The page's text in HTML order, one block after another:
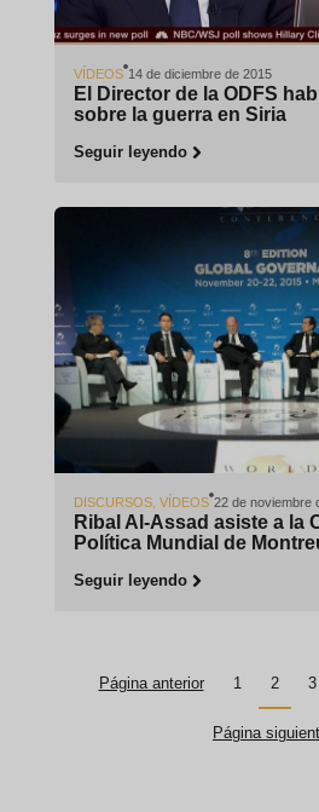
VÍDEOS 14 de diciembre de 2015
El Director de la ODFS
sobre la guerra en Siria
Seguir leyendo
DISCURSOS, VÍDEOS 22 de noviembre
Ribal Al-Assad asiste a la
Política Mundial de
Seguir leyendo
Página anterior 1 2 3
Página